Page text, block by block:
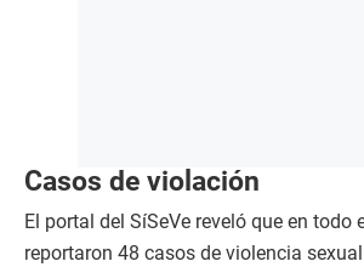
Casos de violación
El portal del SíSeVe reveló que en todo
reportaron 48 casos de violencia